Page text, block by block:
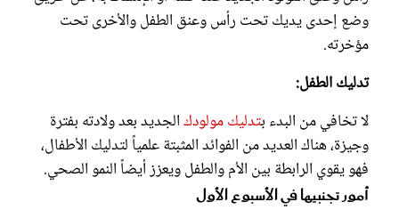
وضع إحدى يديك تحت رأس وعنق الطفل والأخرى تحت
مؤخرته.
تدليك الطفل:
لا تخافي من البدء بتدليك مولودكالجديد بعد ولادته بفترة
وجيزة، هناك العديد من الفوائد المثبتة علمياً لتدليك الأطفال،
فهو يقوي الرابطة بين الأم والطفل ويعزز أيضاً النمو الصحي.
أمور تجنبيها في الأسبوع الأول